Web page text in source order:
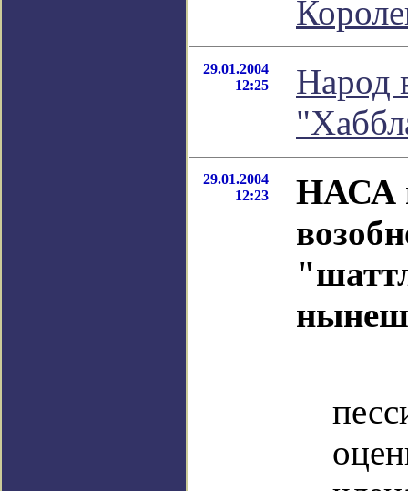
29.01.2004
12:25
Народ
29.01.2004
12:23
НАСА